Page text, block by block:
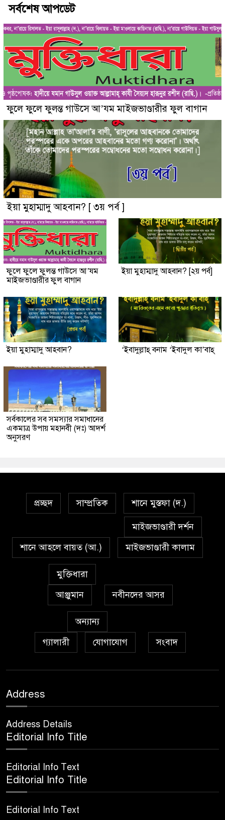
সর্বশেষ আপডেট
ফুলে ফুলে ফুলন্ত গাউসে আ’যম মাইজভাণ্ডারীর ফুল বাগান
ইয়া মুহাম্মাদু আহবান? [ ৩য় পর্ব ]
ফুলে ফুলে ফুলন্ত গাউসে আ’যম
মাইজভাণ্ডারীর ফুল বাগান
ইয়া মুহাম্মাদু আহবান? [২য় পর্ব]
ইয়া মুহাম্মাদু আহবান? ‘ইবাদুল্লাহ্ বনাম ‘ইবাদুল কা’বাহ্
সর্বকালের সব সমস্যার সমাধানের
একমাত্র উপায় মহানবী (দঃ) আদর্শ
অনুসরণ
প্রচ্ছদ সাম্প্রতিক শানে মুস্তফা (দ.)
শানে আহলে বায়ত (আ.)
মাইজভাণ্ডারী দর্শন
মাইজভাণ্ডারী কালাম
মুক্তিধারা
আঞ্জুমান
নবীনদের আসর
অন্যান্য
গ্যালারী
যোগাযোগ সংবাদ
Address
Address Details
Editorial Info Title
Editorial Info Text
Editorial Info Title
Editorial Info Text